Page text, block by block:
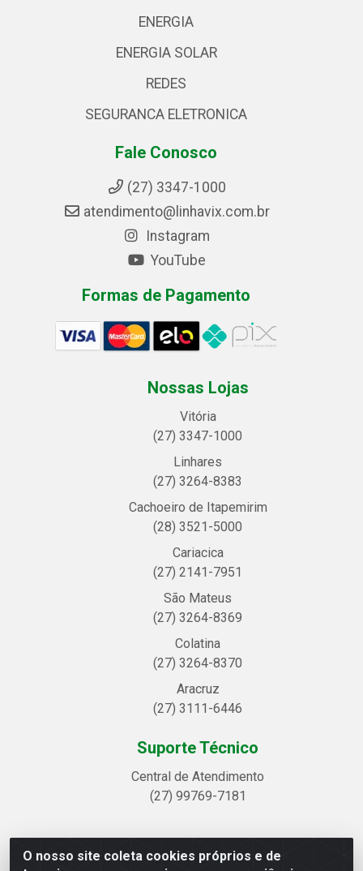
O nosso site coleta cookies próprios e de
ENERGIA
ENERGIA SOLAR
REDES
SEGURANCA ELETRONICA
Fale Conosco
(27) 3347-1000
atendimento@linhavix.com.br
Instagram
YouTube
Formas de Pagamento
Nossas Lojas
Vitória
(27) 3347-1000
Linhares
(27) 3264-8383
Cachoeiro de Itapemirim
(28) 3521-5000
Cariacica
(27) 2141-7951
São Mateus
(27) 3264-8369
Colatina
(27) 3264-8370
Aracruz
(27) 3111-6446
Suporte Técnico
Central de Atendimento
(27) 99769-7181
Linhavix Distribuidora LTDA - Avenida Alegre, 2521 -